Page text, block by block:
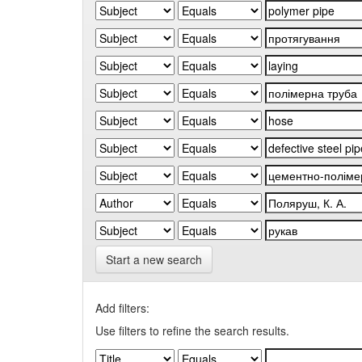
Start a new search
Add filters:
Use filters to refine the search results.